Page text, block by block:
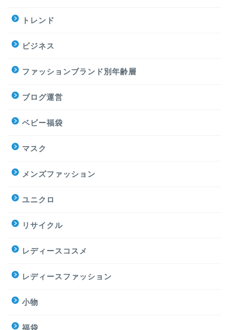
トレンド
ビジネス
ファッションブランド別年齢層
ブログ運営
ベビー福袋
マスク
メンズファッション
ユニクロ
リサイクル
レディースコスメ
レディースファッション
小物
福袋